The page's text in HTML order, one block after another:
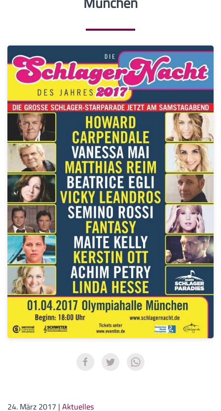
24. März 2017 | Aktuelles